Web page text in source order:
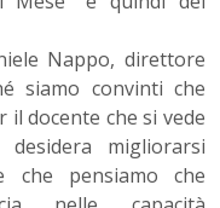
Nappo, direttore
siamo convinti che
il docente che si vede
migliorarsi
che pensiamo che